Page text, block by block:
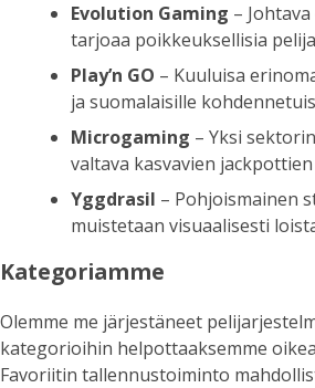
Evolution Gaming –
tarjoaa poikkeuksellisia
Play’n GO – Kuuluisa
ja suomalaisille
Microgaming – Yksi
valtava kasvavien
Yggdrasil – Pohjoismainen
muistetaan visuaalisesti
Kategoriamme
Olemme me järjestäneet
kategorioihin helpottaaksemme
Favoriitin tallennustoiminto